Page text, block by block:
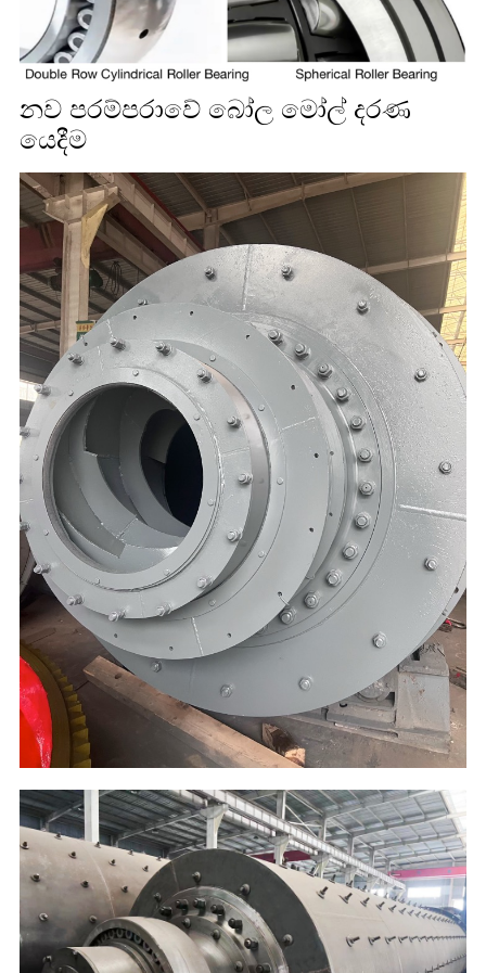
නව පරම්පරාවේ බෝල මෝල් දරණ
යෙදීම